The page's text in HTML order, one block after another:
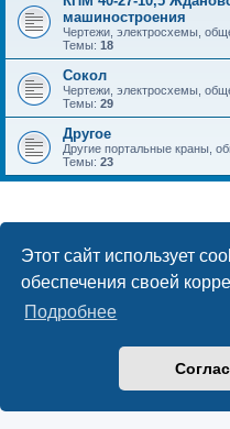
Этот сайт использует
обеспечения своей
Подробнее
машиностроения
Чертежи, электросхемы,
Темы: 18
Сокол
Чертежи, электросхемы,
Темы: 29
Другое
Другие портальные краны,
Темы: 23
Список
Создано на основе